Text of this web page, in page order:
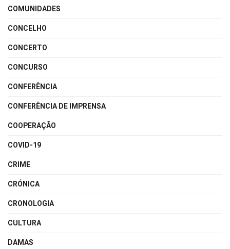
COMUNIDADES
CONCELHO
CONCERTO
CONCURSO
CONFERÊNCIA
CONFERÊNCIA DE IMPRENSA
COOPERAÇÃO
COVID-19
CRIME
CRÓNICA
CRONOLOGIA
CULTURA
DAMAS